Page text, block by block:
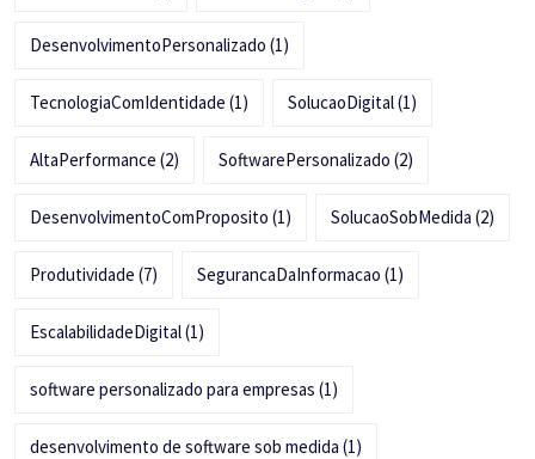
DesenvolvimentoPersonalizado (1)
TecnologiaComIdentidade (1) SolucaoDigital(1)
AltaPerformance (2) SoftwarePersonalizado (2)
DesenvolvimentoComProposito (1) SolucaoSobMedida (2)
Produtividade (7) SegurancaDaInformacao (1)
EscalabilidadeDigital(1)
software personalizado para empresas (1)
desenvolvimento de software sob medida (1)